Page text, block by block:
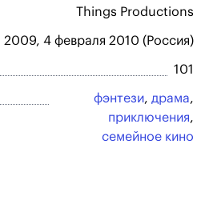
Things Productions
2009, 4 февраля 2010 (Россия)
101
фэнтези, драма,
приключения,
семейное кино